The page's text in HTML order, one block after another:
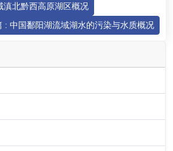
滇北黔西高原湖区概况
: 中国鄱阳湖流域湖水的污染与水质概况